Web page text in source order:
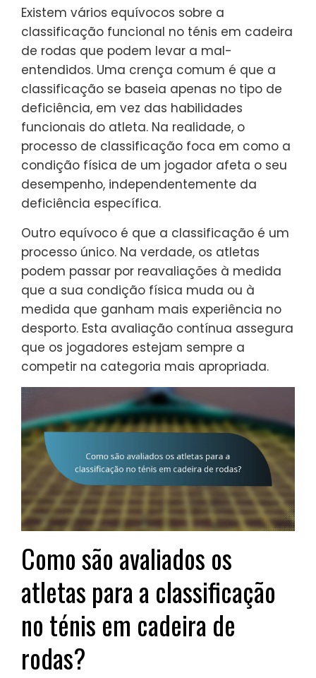
Existem vários equívocos sobre a
classificação funcional no ténis em cadeira
de rodas que podem levar a mal-
entendidos. Uma crença comum é que a
classificação se baseia apenas no tipo de
deficiência, em vez das habilidades
funcionais do atleta. Na realidade, o
processo de classificação foca em como a
condição física de um jogador afeta o seu
desempenho, independentemente da
deficiência específica.
Outro equívoco é que a classificação é um
processo único. Na verdade, os atletas
podem passar por reavaliações à medida
que a sua condição física muda ou à
medida que ganham mais experiência no
desporto. Esta avaliação contínua assegura
que os jogadores estejam sempre a
competir na categoria mais apropriada.
Como são avaliados os
atletas para a classificação
no ténis em cadeira de
rodas?